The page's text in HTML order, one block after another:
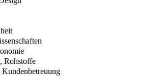
Rohstoffe